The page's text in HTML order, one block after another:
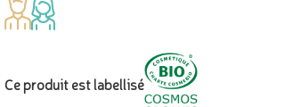
Ce produit est labellisé